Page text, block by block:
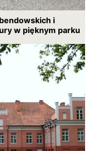
i
w pięknym parku